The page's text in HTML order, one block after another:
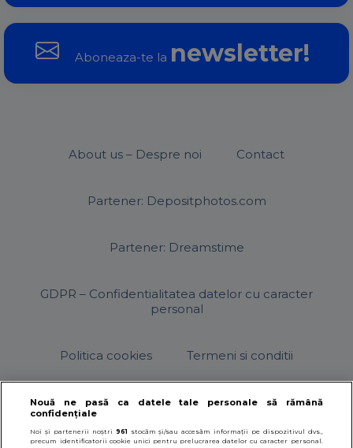
Aboneaza-te la newsletter!
About us – Despre noi Contact
Partener: Depositphotos.com
Partener: Dreamstime
GDPR – Confidentialitatea datelor cu caracter
personal
Politica cookies Termeni si conditii
© 2026SfatulParintilor.ro
Nouă ne pasă ca datele tale personale să rămână
confidențiale
Noi și partenerii noștri 961 stocăm și/sau accesăm informații pe dispozitivul dvs.,
precum identificatorii cookie unici pentru prelucrarea datelor cu caracter personal.